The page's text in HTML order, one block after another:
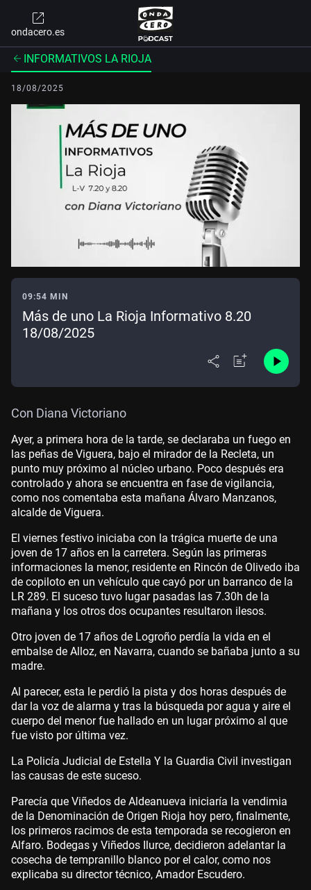
ondacero.es
INFORMATIVOS LA RIOJA
18/08/2025
09:54 MIN
Más de uno La Rioja Informativo 8.20
18/08/2025
Con Diana Victoriano
Ayer, a primera hora de la tarde, se declaraba un fuego en
las peñas de Viguera, bajo el mirador de la Recleta, un
punto muy próximo al núcleo urbano. Poco después era
controlado y ahora se encuentra en fase de vigilancia,
como nos comentaba esta mañana Álvaro Manzanos,
alcalde de Viguera.
El viernes festivo iniciaba con la trágica muerte de una
joven de 17 años en la carretera. Según las primeras
informaciones la menor, residente en Rincón de Olivedo iba
de copiloto en un vehículo que cayó por un barranco de la
LR 289. El suceso tuvo lugar pasadas las 7.30h de la
mañana y los otros dos ocupantes resultaron ilesos.
Otro joven de 17 años de Logroño perdía la vida en el
embalse de Alloz, en Navarra, cuando se bañaba junto a su
madre.
Al parecer, esta le perdió la pista y dos horas después de
dar la voz de alarma y tras la búsqueda por agua y aire el
cuerpo del menor fue hallado en un lugar próximo al que
fue visto por última vez.
La Policía Judicial de Estella Y la Guardia Civil investigan
las causas de este suceso.
Parecía que Viñedos de Aldeanueva iniciaría la vendimia
de la Denominación de Origen Rioja hoy pero, finalmente,
los primeros racimos de esta temporada se recogieron en
Alfaro. Bodegas y Viñedos Ilurce, decidieron adelantar la
cosecha de tempranillo blanco por el calor, como nos
explicaba su director técnico, Amador Escudero.